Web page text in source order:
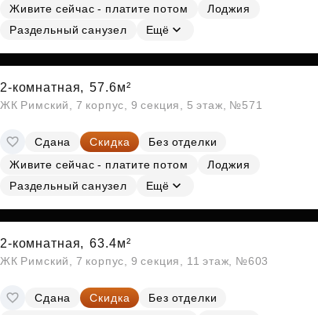
Живите сейчас - платите потом
Лоджия
Раздельный санузел
Ещё
2-комнатная, 57.6м²
ЖК Римский, 7 корпус, 9 секция, 5 этаж, №571
Сдана Скидка
Без отделки
Живите сейчас - платите потом
Лоджия
Раздельный санузел
Ещё
2-комнатная, 63.4м²
ЖК Римский, 7 корпус, 9 секция, 11 этаж, №603
Сдана Скидка
Без отделки